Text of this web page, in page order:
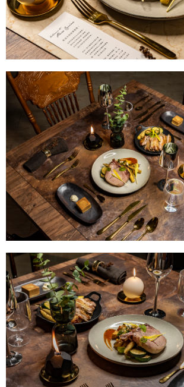
任。
４．使用「AFTEE先享後付」時，將依據個別帳號之
時審查核予不同之上限額度；若仍有額度不足之情形
請求用戶進行身份認證。
５．嚴禁一人註冊多個帳號或使用他人資訊註冊。若
恩沛科技股份有限公司將有權停止該用戶之使用額度